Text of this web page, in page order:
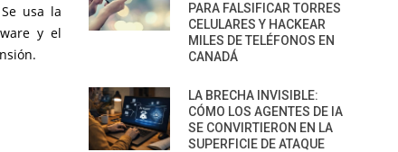
usa la
y el
PARA FALSIFICAR TORRES
CELULARES Y HACKEAR
MILES DE TELÉFONOS EN
CANADÁ
LA BRECHA INVISIBLE:
CÓMO LOS AGENTES DE IA
SE CONVIRTIERON EN LA
SUPERFICIE DE ATAQUE